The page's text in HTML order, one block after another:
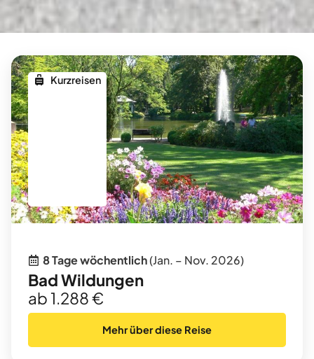
Kurzreisen
8 Tage wöchentlich(Jan. – Nov. 2026)
Bad Wildungen
ab 1.288 €
Mehr über diese Reise